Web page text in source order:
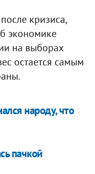
кризиса,
экономике
на выборах
остается самым
народу, что
пачкой